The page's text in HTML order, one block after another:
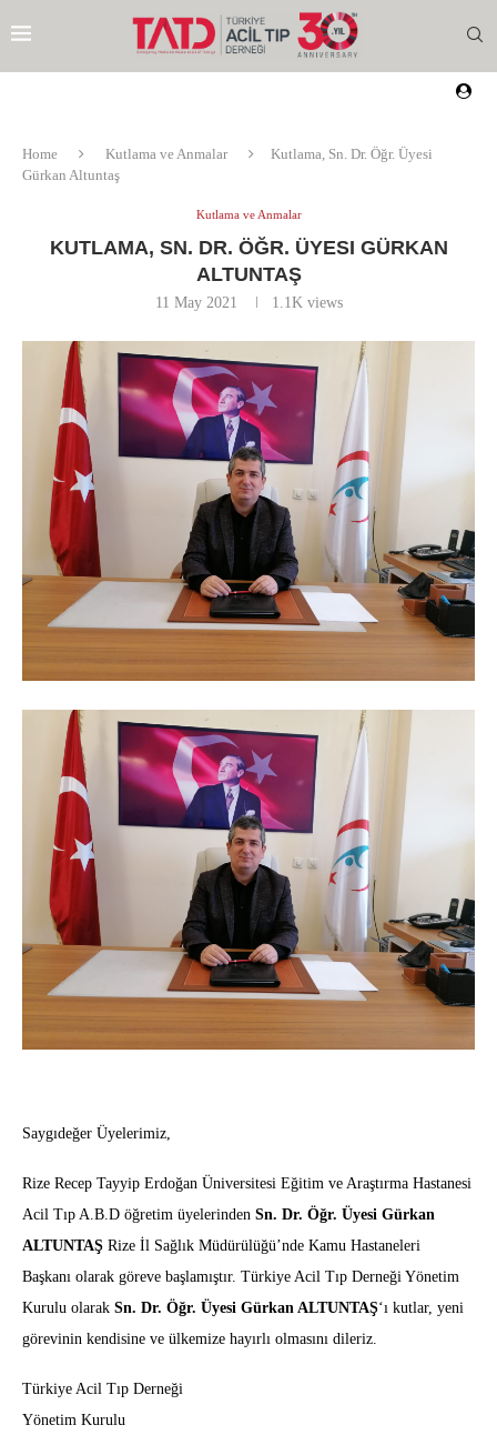
Home Kutlama ve Anmalar
Kutlama, Sn. Dr. Öğr. Üyesi
Gürkan Altuntaş
Kutlama ve Anmalar
KUTLAMA, SN. DR. ÖĞR. ÜYESI GÜRKAN
ALTUNTAŞ
11 May 2021 1.1K views
Saygıdeğer Üyelerimiz,
Rize Recep Tayyip Erdoğan Üniversitesi Eğitim ve Araştırma Hastanesi
Acil Tıp A.B.D öğretim üyelerinden Sn. Dr. Öğr. Üyesi Gürkan
ALTUNTAŞ Rize İl Sağlık Müdürülüğü’nde Kamu Hastaneleri
Başkanı olarak göreve başlamıştır. Türkiye Acil Tıp Derneği Yönetim
Kurulu olarak Sn. Dr. Öğr. Üyesi Gürkan ALTUNTAŞ‘ı kutlar, yeni
görevinin kendisine ve ülkemize hayırlı olmasını dileriz.
Türkiye Acil Tıp Derneği
Yönetim Kurulu